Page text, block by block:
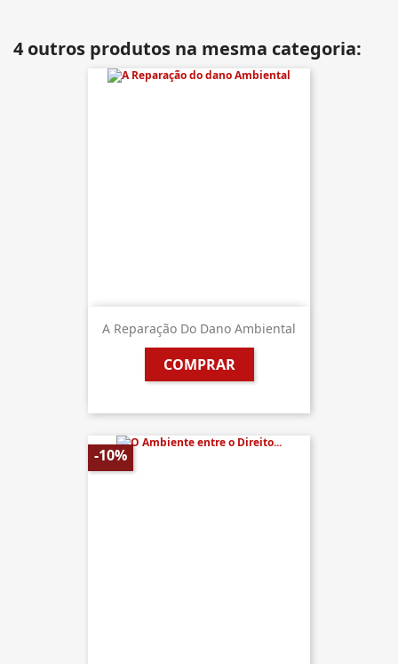
4 outros produtos na mesma categoria:
A Reparação Do Dano Ambiental
COMPRAR
-10%